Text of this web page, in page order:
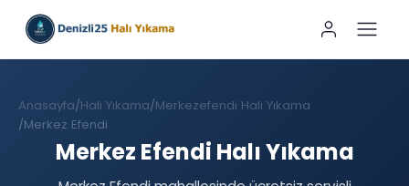
Anasayfa Halı Yıkama Merkezefendi Halı Yıkama
Merkez Efendi
Merkez Efendi Halı Yıkama